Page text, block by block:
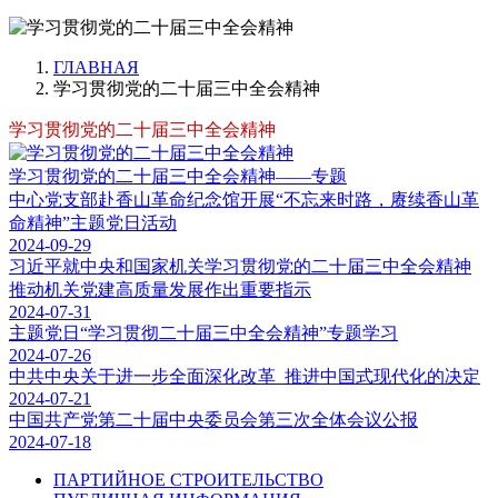
ГЛАВНАЯ
学习贯彻党的二十届三中全会精神
学习贯彻党的二十届三中全会精神
学习贯彻党的二十届三中全会精神——专题
中心党支部赴香山革命纪念馆开展“不忘来时路，赓续香山革
命精神”主题党日活动
2024-09-29
习近平就中央和国家机关学习贯彻党的二十届三中全会精神
推动机关党建高质量发展作出重要指示
2024-07-31
主题党日“学习贯彻二十届三中全会精神”专题学习
2024-07-26
中共中央关于进一步全面深化改革 推进中国式现代化的决定
2024-07-21
中国共产党第二十届中央委员会第三次全体会议公报
2024-07-18
ПАРТИЙНОЕ СТРОИТЕЛЬСТВО